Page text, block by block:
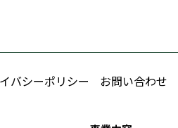
バシーポリシー お問い合わせ